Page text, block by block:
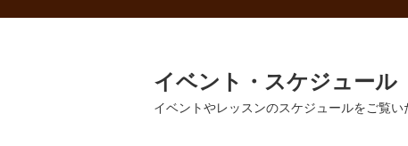
イベント・スケジュール
イベントやレッスンのスケジュールをご覧い